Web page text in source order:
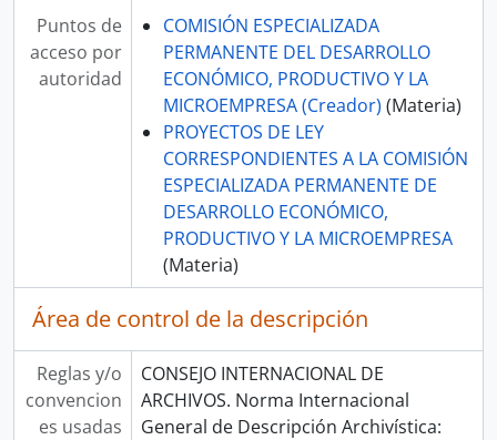
Puntos de
acceso por
autoridad
COMISIÓN ESPECIALIZADA
PERMANENTE DEL DESARROLLO
ECONÓMICO, PRODUCTIVO Y LA
MICROEMPRESA (Creador) (Materia)
PROYECTOS DE LEY
CORRESPONDIENTES A LA COMISIÓN
ESPECIALIZADA PERMANENTE DE
DESARROLLO ECONÓMICO,
PRODUCTIVO Y LA MICROEMPRESA
(Materia)
Área de control de la descripción
Reglas y/o
convencion
es usadas
CONSEJO INTERNACIONAL DE
ARCHIVOS. Norma Internacional
General de Descripción Archivística: